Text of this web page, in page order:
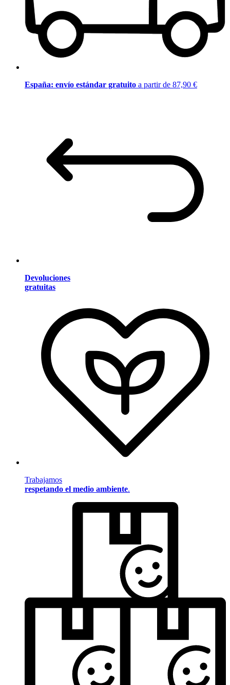
España: envío estándar gratuito a partir de 87,90 €
Devoluciones
gratuitas
Trabajamos
respetando el medio ambiente.